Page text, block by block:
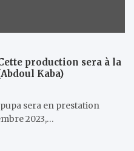
production sera à la
Kaba)
sera en prestation
2023,…